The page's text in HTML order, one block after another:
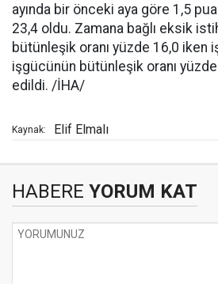
ayında bir önceki aya göre 1,5
23,4 oldu. Zamana bağlı eksik
bütünleşik oranı yüzde 16,0 iken
işgücünün bütünleşik oranı
edildi. /İHA/
Kaynak: Elif Elmalı
HABERE YORUM KAT